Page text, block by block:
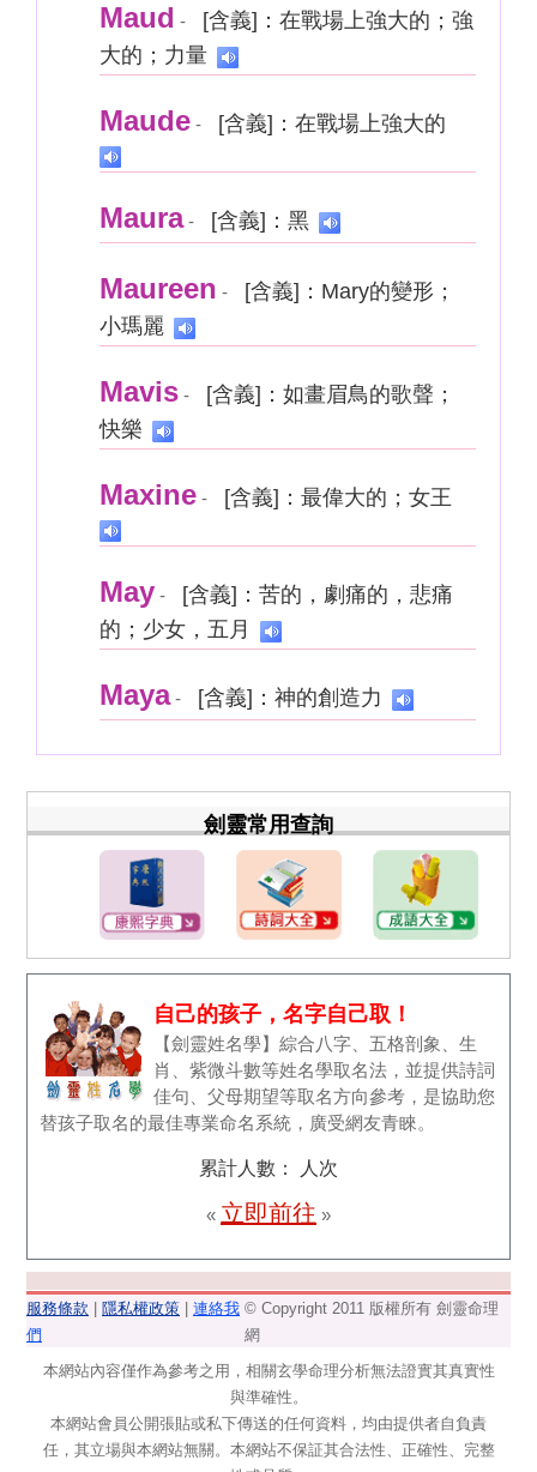
Maud -
[含義]：在戰場上強大的；強
大的；力量
Maude - [含義]：在戰場上強大的
Maura- [含義]：黑
Maureen -
[含義]：Mary的變形；
小瑪麗
Mavis -
[含義]：如畫眉鳥的歌聲；
快樂
Maxine - [含義]：最偉大的；女王
May -
[含義]：苦的，劇痛的，悲痛
的；少女，五月
Maya- [含義]：神的創造力
劍靈常用查詢
自己的孩子，名字自己取！
【劍靈姓名學】綜合八字、五格剖象、生
肖、紫微斗數等姓名學取名法，並提供詩詞
佳句、父母期望等取名方向參考，是協助您
替孩子取名的最佳專業命名系統，廣受網友青睞。
累計人數： 人次
« 立即前往 »
服務條款 隱私權政策
連絡我
們
© Copyright 2011 版權所有 劍靈命理
網
本網站內容僅作為參考之用，相關玄學命理分析無法證實其真實性
與準確性。
本網站會員公開張貼或私下傳送的任何資料，均由提供者自負責
任，其立場與本網站無關。本網站不保証其合法性、正確性、完整